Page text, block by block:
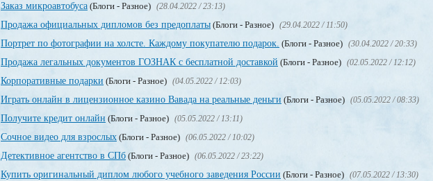
Заказ микроавтобуса (Блоги - Разное) (28.04.2022 / 23:13)
Продажа официальных дипломов без предоплаты (Блоги - Разное) (29.04.2022 / 11:50)
Портрет по фотографии на холсте. Каждому покупателю подарок. (Блоги - Разное) (30.04.2022 / 20:33)
Продажа легальных документов ГОЗНАК с бесплатной доставкой (Блоги - Разное) (02.05.2022 / 12:12)
Корпоративные подарки (Блоги - Разное) (04.05.2022 / 12:03)
Играть онлайн в лицензионное казино Вавада на реальные деньги (Блоги - Разное) (05.05.2022 / 08:33)
Получите кредит онлайн (Блоги - Разное) (05.05.2022 / 13:11)
Сочное видео для взрослых (Блоги - Разное) (06.05.2022 / 10:02)
Детективное агентство в СПб (Блоги - Разное) (06.05.2022 / 23:22)
Купить оригинальный диплом любого учебного заведения России (Блоги - Разное) (07.05.2022 / 13:30)